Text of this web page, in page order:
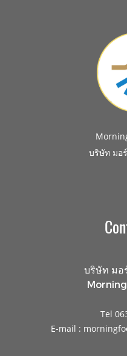
บริษัท มอ
บริษัท มอ
Tel
E-mail :